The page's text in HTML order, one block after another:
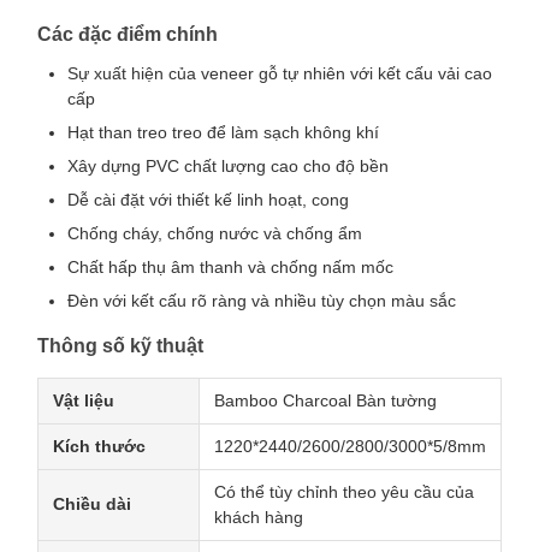
Các đặc điểm chính
Sự xuất hiện của veneer gỗ tự nhiên với kết cấu vải cao
cấp
Hạt than treo treo để làm sạch không khí
Xây dựng PVC chất lượng cao cho độ bền
Dễ cài đặt với thiết kế linh hoạt, cong
Chống cháy, chống nước và chống ẩm
Chất hấp thụ âm thanh và chống nấm mốc
Đèn với kết cấu rõ ràng và nhiều tùy chọn màu sắc
Thông số kỹ thuật
Vật liệu Bamboo Charcoal Bàn tường
Kích thước 1220*2440/2600/2800/3000*5/8mm
Chiều dài
Có thể tùy chỉnh theo yêu cầu của
khách hàng